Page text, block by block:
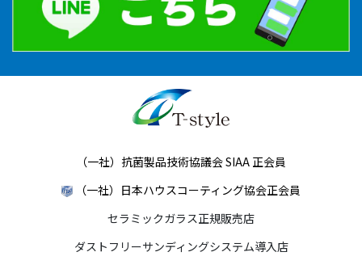
（一社）抗菌製品技術協議会 SIAA 正会員
（一社）日本ハウスコーティング協会正会員
セラミックガラス正規販売店
ダストフリーサンディングシステム導入店